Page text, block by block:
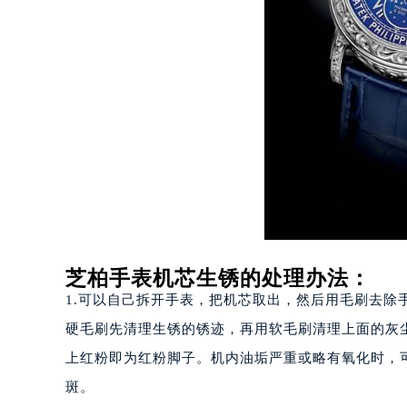
重庆市江北区观音桥步行街2号融恒
长沙市芙蓉区定王台街道建湘路
郑州市二七区铭功路10号华润大厦
太原市迎泽区解放路15号亨得利名
沈阳市沈河区中街路137号亨得利
沈阳市沈河区中街路83号亨得利名
大连市中山区人民路15号国际金融
佛山市禅城区季华五路57号万科金
东莞市东城街道鸿福东路1号民盈国
苏州市苏州工业园区星港街199号苏
芝柏手表机芯生锈的处理办法：
1.可以自己拆开手表，把机芯取出，然后用毛刷去
硬毛刷先清理生锈的锈迹，再用软毛刷清理上面的
上红粉即为红粉脚子。机内油垢严重或略有氧化时
斑。